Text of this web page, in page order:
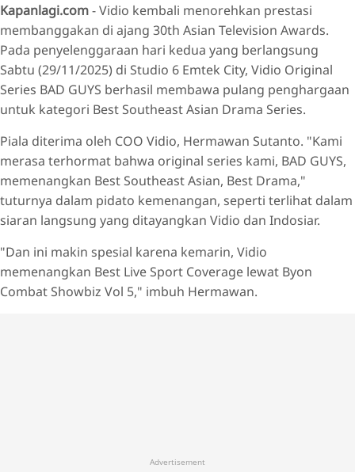
Tunjukkan Komitmen
Adaptasi Pertama
Kisahkan 3 Mantan Kriminal
Kapanlagi.com- Vidio kembali menorehkan prestasi
membanggakan di ajang 30th Asian Television Awards.
Pada penyelenggaraan hari kedua yang berlangsung
Sabtu (29/11/2025) di Studio 6 Emtek City, Vidio Original
Series BAD GUYS berhasil membawa pulang penghargaan
untuk kategori Best Southeast Asian Drama Series.
Piala diterima oleh COO Vidio, Hermawan Sutanto. "Kami
merasa terhormat bahwa original series kami, BAD GUYS,
memenangkan Best Southeast Asian, Best Drama,"
tuturnya dalam pidato kemenangan, seperti terlihat dalam
siaran langsung yang ditayangkan Vidio dan Indosiar.
"Dan ini makin spesial karena kemarin, Vidio
memenangkan Best Live Sport Coverage lewat Byon
Combat Showbiz Vol 5," imbuh Hermawan.
Advertisement